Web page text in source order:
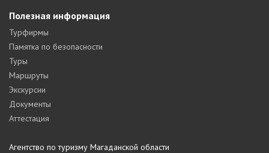
Полезная информация
Турфирмы
Памятка по безопасности
Туры
Маршруты
Экскурсии
Документы
Аттестация
Агентство по туризму Магаданской области